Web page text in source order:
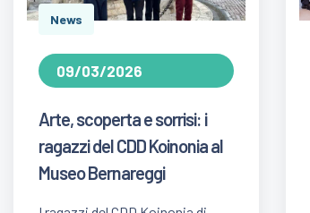
News
09/03/2026
Arte, scoperta e sorrisi: i
ragazzi del CDD Koinonia al
Museo Bernareggi